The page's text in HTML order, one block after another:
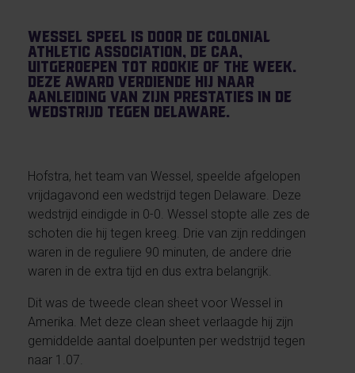
Wessel Speel is door de Colonial
Athletic Association, de CAA,
uitgeroepen tot Rookie of the Week.
Deze award verdiende hij naar
aanleiding van zijn prestaties in de
wedstrijd tegen Delaware.
Hofstra, het team van Wessel, speelde afgelopen
vrijdagavond een wedstrijd tegen Delaware. Deze
wedstrijd eindigde in 0-0. Wessel stopte alle zes de
schoten die hij tegen kreeg. Drie van zijn reddingen
waren in de reguliere 90 minuten, de andere drie
waren in de extra tijd en dus extra belangrijk.
Dit was de tweede clean sheet voor Wessel in
Amerika. Met deze clean sheet verlaagde hij zijn
gemiddelde aantal doelpunten per wedstrijd tegen
naar 1.07.